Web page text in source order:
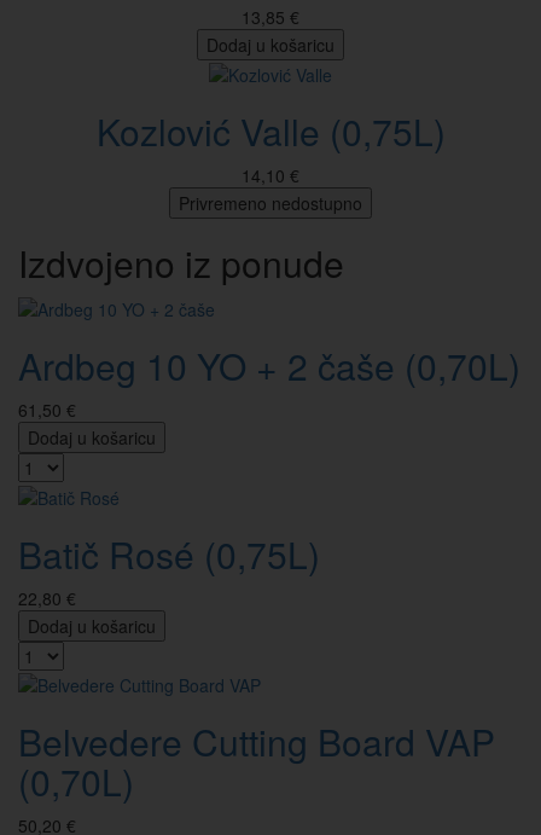
13,85 €
Dodaj u košaricu
Kozlović Valle (0,75L)
14,10 €
Privremeno nedostupno
Izdvojeno iz ponude
Ardbeg 10 YO + 2 čaše (0,70L)
61,50 €
Dodaj u košaricu
Batič Rosé (0,75L)
22,80 €
Dodaj u košaricu
Belvedere Cutting Board VAP
(0,70L)
50,20 €